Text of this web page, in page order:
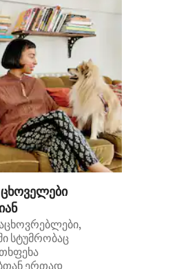
ცხოველები
სტუმრობაც
ერთად